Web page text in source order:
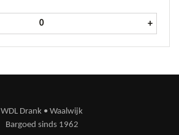
Sprite Zero krat 24x20 cl aantal
+
WDL Drank • Waalwijk
Bargoed sinds 1962